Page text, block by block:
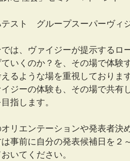
テスト　グループスーパーヴィ
は、ヴァイジーが提示するロ
いくのか？を、その場で体験
るような場を重視しておりま
ジーの体験も、その場で共
指します。
リエンテーションや発表者決
事前に自分の発表候補日を２
いてください。